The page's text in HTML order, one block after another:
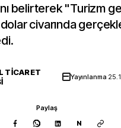
belirterek "Turizm
dolar civarında
TICARET
Yayınlanma
Paylaş
N